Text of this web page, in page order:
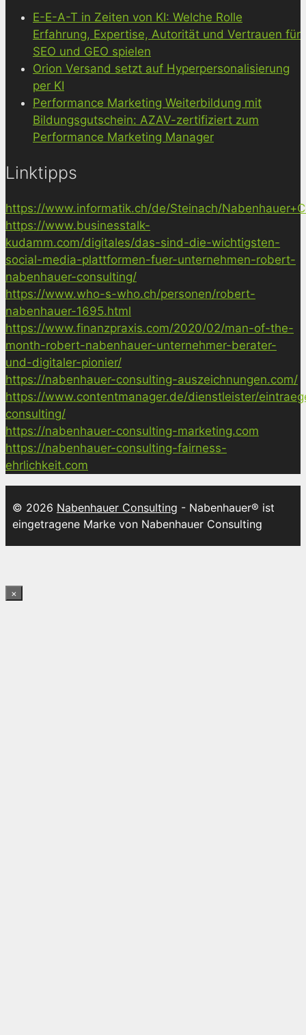
E-E-A-T in Zeiten von KI: Welche Rolle
Erfahrung, Expertise, Autorität und Vertrauen für
SEO und GEO spielen
Orion Versand setzt auf Hyperpersonalisierung
per KI
Performance Marketing Weiterbildung mit
Bildungsgutschein: AZAV-zertifiziert zum
Performance Marketing Manager
Linktipps
https://www.informatik.ch/de/Steinach/
https://www.businesstalk-
kudamm.com/digitales/das-sind-die-wichtigsten-
social-media-plattformen-fuer-unternehmen-robert-
nabenhauer-consulting/
https://www.who-s-who.ch/personen/robert-
nabenhauer-1695.html
https://www.finanzpraxis.com/2020/02/man-of-the-
month-robert-nabenhauer-unternehmer-berater-
und-digitaler-pionier/
https://nabenhauer-consulting-auszeichnungen.com/
https://www.contentmanager.de/dienstleister/
consulting/
https://nabenhauer-consulting-marketing.com
https://nabenhauer-consulting-fairness-
ehrlichkeit.com
© 2026 Nabenhauer Consulting - Nabenhauer® ist
eingetragene Marke von Nabenhauer Consulting
×